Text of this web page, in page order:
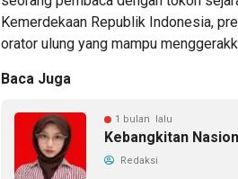
Kemerdekaan Republik Indonesia,
orator ulung yang mampu
Baca Juga
1 bulan lalu
Kebangkitan
Redaksi